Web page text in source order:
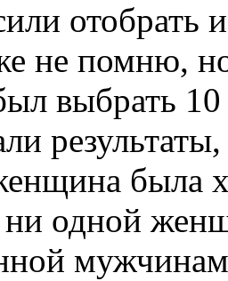
отобрать
не помню,
выбрать 10
была
одной